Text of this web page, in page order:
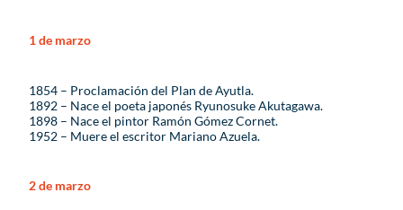
1 de marzo
1854 – Proclamación del Plan de Ayutla.
1892 – Nace el poeta japonés Ryunosuke Akutagawa.
1898 – Nace el pintor Ramón Gómez Cornet.
1952 – Muere el escritor Mariano Azuela.
2 de marzo